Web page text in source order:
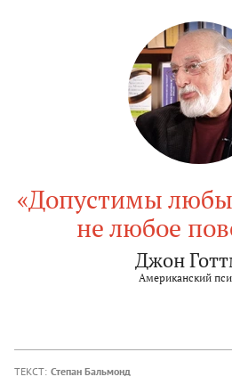
«Допустимы
не любое
Джон
Американский
ТЕКСТ: Степан Бальмонд